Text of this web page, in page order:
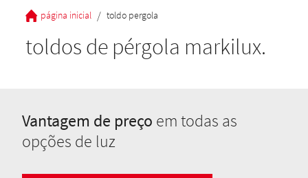
página inicial / toldo pergola
toldos de pérgola markilux.
Vantagem de preço em todas as
opções de luz